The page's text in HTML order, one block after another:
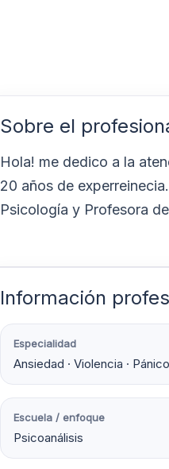
Sobre el
Hola! me dedico a la
20 años de
Psicología y Profesora
Información
Especialidad
Ansiedad · Violencia ·
Escuela / enfoque
Psicoanálisis